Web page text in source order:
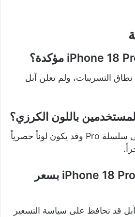
التسريبات، ولم تعلن آبل
باللون الكرزي؟
لأنه لون جديد كلياً على سلسلة Pro وقد يكون لوناً حصرياً
هل سيأتي iPhone 18 Pro Max بسعر
آبل قد تحافظ على سياسة التسعير